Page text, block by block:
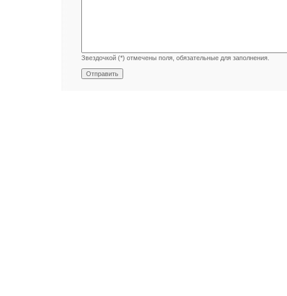
Звездочкой (*) отмечены поля, обязательные для заполнения.